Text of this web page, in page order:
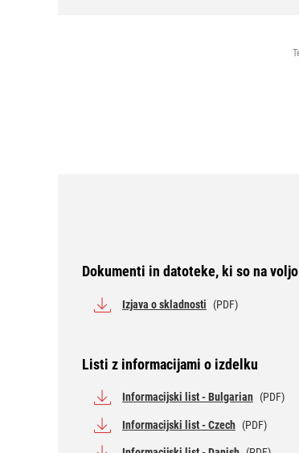
Dokumenti in datoteke, ki so na
Izjava o skladnosti (PDF)
Listi z informacijami o izdelku
Informacijski list - Bulgarian (PDF)
Informacijski list - Czech (PDF)